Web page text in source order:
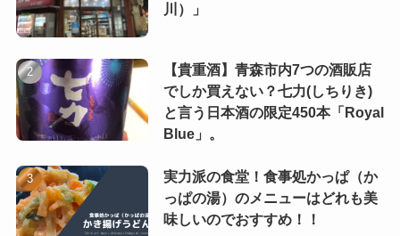
川）」
【貴重酒】青森市内7つの酒販店
でしか買えない？七力(しちりき)
と言う日本酒の限定450本「Royal
Blue」。
実力派の食堂！食事処かっぱ（か
っぱの湯）のメニューはどれも美
味しいのでおすすめ！！